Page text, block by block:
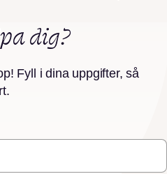
dig?
Fyll i dina uppgifter, så